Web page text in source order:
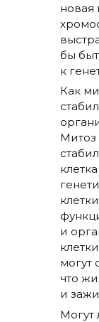
новая
бы
к
Как
Митоз
и
могут
что
и
Могут